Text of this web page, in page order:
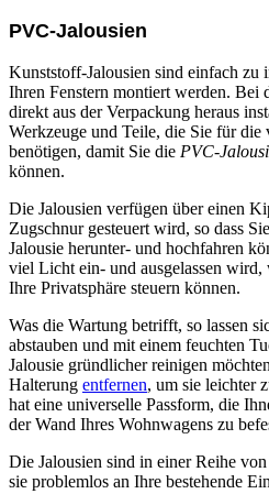
PVC-Jalousien
Kunststoff-Jalousien sind einfach zu
Ihren Fenstern montiert werden. Bei
direkt aus der Verpackung heraus
Werkzeuge und Teile, die Sie für die
benötigen, damit Sie die PVC-
können.
Die Jalousien verfügen über einen
Zugschnur gesteuert wird, so dass
Jalousie herunter- und hochfahren
viel Licht ein- und ausgelassen
Ihre Privatsphäre steuern können.
Was die Wartung betrifft, so lassen
abstauben und mit einem feuchten
Jalousie gründlicher reinigen
Halterung entfernen, um sie leichter
hat eine universelle Passform, die
der Wand Ihres Wohnwagens zu
Die Jalousien sind in einer Reihe
sie problemlos an Ihre bestehende